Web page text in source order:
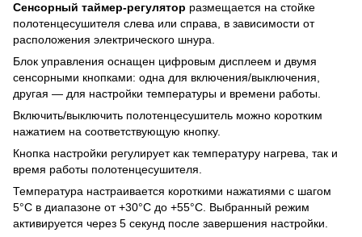
Сенсорный таймер-регулятор размещается на стойке
полотенцесушителя слева или справа, в зависимости от
расположения электрического шнура.
Блок управления оснащен цифровым дисплеем и двумя
сенсорными кнопками: одна для включения/выключения,
другая — для настройки температуры и времени работы.
Включить/выключить полотенцесушитель можно коротким
нажатием на соответствующую кнопку.
Кнопка настройки регулирует как температуру нагрева, так и
время работы полотенцесушителя.
Температура настраивается короткими нажатиями с шагом
5°С в диапазоне от +30°С до +55°С. Выбранный режим
активируется через 5 секунд после завершения настройки.